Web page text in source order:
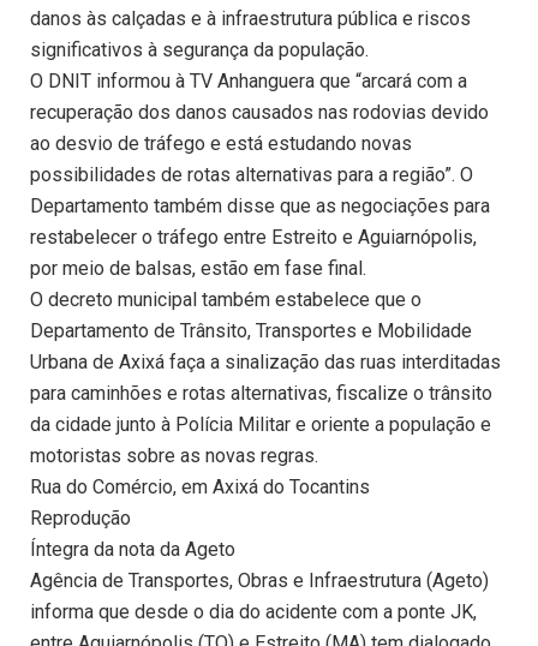
danos às calçadas e à infraestrutura pública e riscos
significativos à segurança da população.
O DNIT informou à TV Anhanguera que “arcará com a
recuperação dos danos causados nas rodovias devido
ao desvio de tráfego e está estudando novas
possibilidades de rotas alternativas para a região”. O
Departamento também disse que as negociações para
restabelecer o tráfego entre Estreito e Aguiarnópolis,
por meio de balsas, estão em fase final.
O decreto municipal também estabelece que o
Departamento de Trânsito, Transportes e Mobilidade
Urbana de Axixá faça a sinalização das ruas interditadas
para caminhões e rotas alternativas, fiscalize o trânsito
da cidade junto à Polícia Militar e oriente a população e
motoristas sobre as novas regras.
Rua do Comércio, em Axixá do Tocantins
Reprodução
Íntegra da nota da Ageto
Agência de Transportes, Obras e Infraestrutura (Ageto)
informa que desde o dia do acidente com a ponte JK,